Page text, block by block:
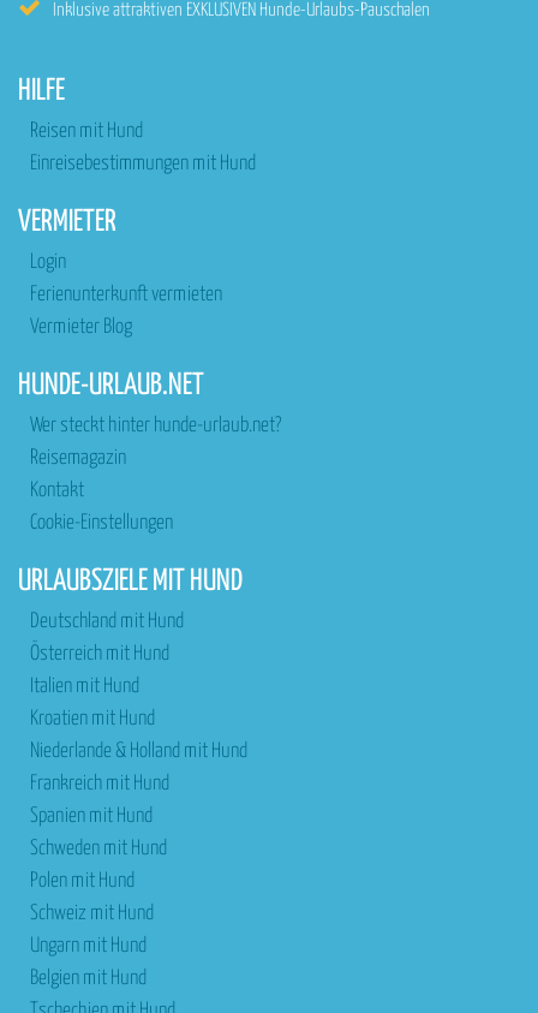
Inklusive attraktiven EXKLUSIVEN Hunde-Urlaubs-Pauschalen
HILFE
Reisen mit Hund
Einreisebestimmungen mit Hund
VERMIETER
Login
Ferienunterkunft vermieten
Vermieter Blog
HUNDE-URLAUB.NET
Wer steckt hinter hunde-urlaub.net?
Reisemagazin
Kontakt
Cookie-Einstellungen
URLAUBSZIELE MIT HUND
Deutschland mit Hund
Österreich mit Hund
Italien mit Hund
Kroatien mit Hund
Niederlande & Holland mit Hund
Frankreich mit Hund
Spanien mit Hund
Schweden mit Hund
Polen mit Hund
Schweiz mit Hund
Ungarn mit Hund
Belgien mit Hund